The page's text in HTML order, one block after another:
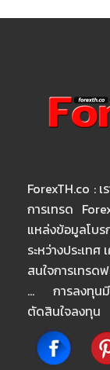
ForexTH.co :
การเทรด
แหล่งข้อมูลโ
ระหว่างประเท
สนใจการเทรด
… การลงทุนมี
ตัดสินใจลงทุน